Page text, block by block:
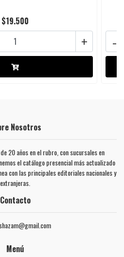
$19.500
+ -
Nosotros
20 años en el rubro, con sucursales en
el catálogo presencial más actualizado
con las principales editoriales nacionales y
extranjeras.
Contacto
Menú